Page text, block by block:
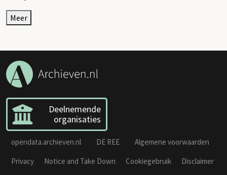
Meer
Deelnemende
organisaties
opendata.archieven.nl DE REE
Algemene voorwaarden
Privacy
Notice and Take Down Cookiegebruik
Disclaimer